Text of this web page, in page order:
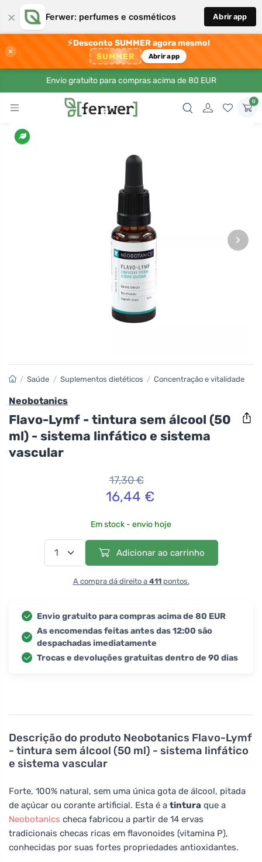
× Ferwer: perfumes e cosméticos Abrir app
×
⚡Desconto SUMMER agora mesmo!
SUMMER Abrir app
Envio gratuito para compras acima de 80 EUR
0
›
Descrição do produto Neobotanics Flavo-Lymf
- tintura sem álcool (50 ml) - sistema linfático
e sistema vascular
Forte, 100% natural, sem uma única gota de álcool, pitada
de açúcar ou corante artificial. Esta é a tintura que a
Neobotanics checa fabricou a partir de 14 ervas
tradicionais checas ricas em flavonoides (vitamina P),
conhecidas por suas fortes propriedades antioxidantes.
/ Saúde / Suplementos dietéticos / Concentração e vitalidade
Neobotanics
Flavo-Lymf - tintura sem álcool (50
ml) - sistema linfático e sistema
vascular
17,30 €
16,44 €
Em stock - envio hoje
Adicionar ao carrinho
A compra dá direito a 411pontos.
Envio gratuito para compras acima de 80 EUR
As encomendas feitas antes das 12:00 são
despachadas imediatamente
Trocas e devoluções gratuitas dentro de 90 dias